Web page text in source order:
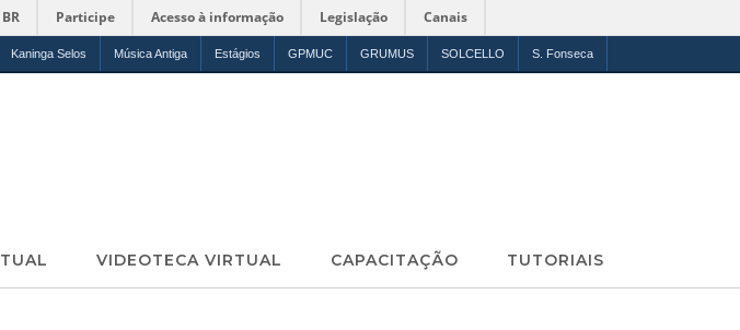
Participe Acesso à informação Legislação Canais
Kaninga Selos Música Antiga Estágios GPMUC GRUMUS SOLCELLO S. Fonseca
VIDEOTECA VIRTUAL CAPACITAÇÃO TUTORIAIS